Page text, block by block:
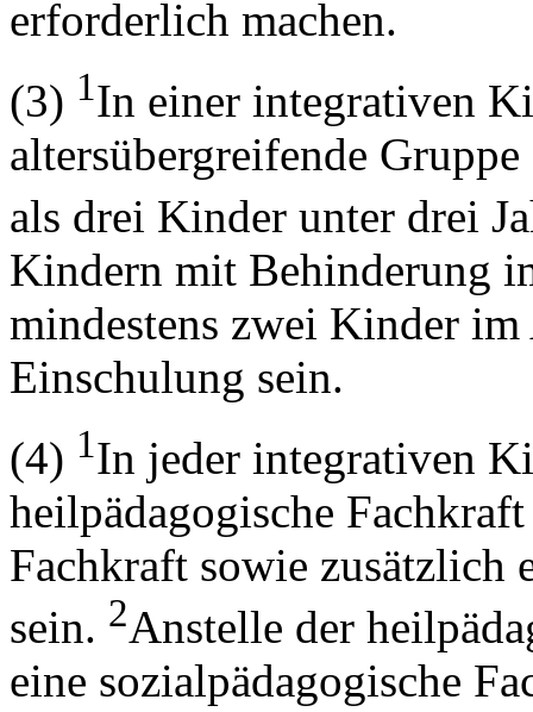
erforderlich machen.
(3) 1In einer integrativen
altersübergreifende
als drei Kinder unter drei
Kindern mit Behinderung
mindestens zwei Kinder
Einschulung sein.
(4) 1In jeder integrativen
heilpädagogische
Fachkraft sowie zusätzlich
sein. 2Anstelle der
eine sozialpädagogische